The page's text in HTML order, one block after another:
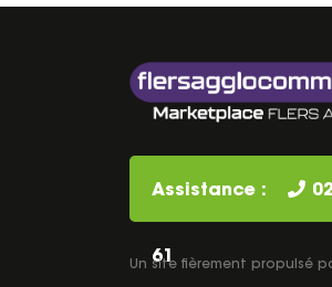
Assistance :
61
Un site fièrement propulsé